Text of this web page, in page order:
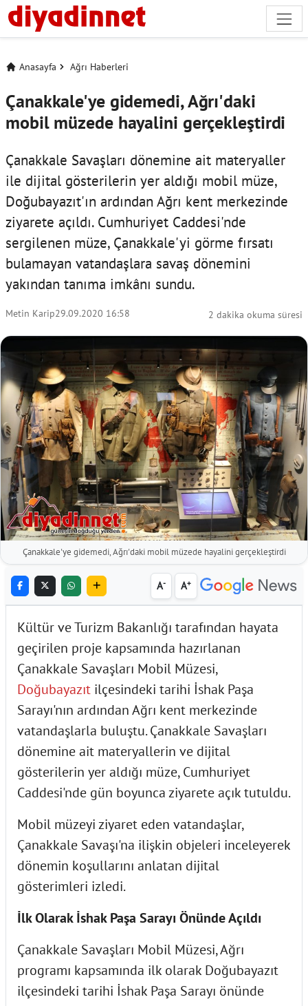
Anasayfa Ağrı Haberleri
Çanakkale'ye gidemedi, Ağrı'daki
mobil müzede hayalini gerçekleştirdi
Çanakkale Savaşları dönemine ait materyaller
ile dijital gösterilerin yer aldığı mobil müze,
Doğubayazıt'ın ardından Ağrı kent merkezinde
ziyarete açıldı. Cumhuriyet Caddesi'nde
sergilenen müze, Çanakkale'yi görme fırsatı
bulamayan vatandaşlara savaş dönemini
yakından tanıma imkânı sundu.
Metin Karip29.09.2020 16:58 2 dakika okuma süresi
Çanakkale'ye gidemedi, Ağrı'daki mobil müzede hayalini gerçekleştirdi
A- A+
Kültür ve Turizm Bakanlığı tarafından hayata
geçirilen proje kapsamında hazırlanan
Çanakkale Savaşları Mobil Müzesi,
Doğubayazıt ilçesindeki tarihi İshak Paşa
Sarayı'nın ardından Ağrı kent merkezinde
vatandaşlarla buluştu. Çanakkale Savaşları
dönemine ait materyallerin ve dijital
gösterilerin yer aldığı müze, Cumhuriyet
Caddesi'nde gün boyunca ziyarete açık tutuldu.
Mobil müzeyi ziyaret eden vatandaşlar,
Çanakkale Savaşı'na ilişkin objeleri inceleyerek
dönemin koşullarını anlatan dijital
gösterimleri izledi.
İlk Olarak İshak Paşa Sarayı Önünde Açıldı
Çanakkale Savaşları Mobil Müzesi, Ağrı
programı kapsamında ilk olarak Doğubayazıt
ilçesindeki tarihi İshak Paşa Sarayı önünde